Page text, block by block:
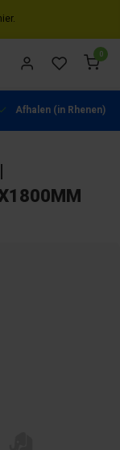
0
Afhalen (in Rhenen)